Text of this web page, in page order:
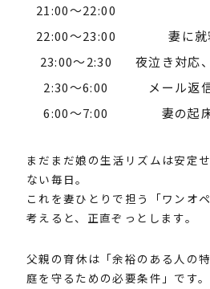
21:00〜22:00
22:00〜23:00
妻に就
23:00〜2:30
夜泣き対応
2:30〜6:00
メール返
6:00〜7:00
妻の起
まだまだ娘の生活リズムは安定
ない毎日。
これを妻ひとりで担う「ワンオ
考えると、正直ぞっとします。
父親の育休は「余裕のある人の
庭を守るための必要条件」です。